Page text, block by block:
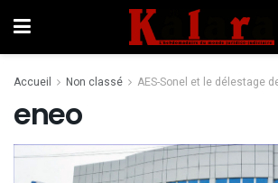
Accueil Non classé AES-Sonel et le délestage
eneo